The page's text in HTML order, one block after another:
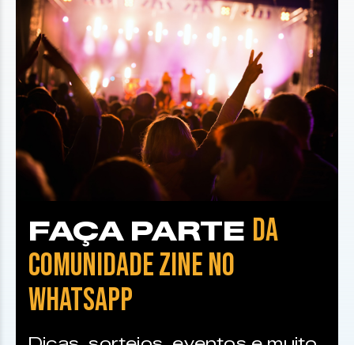
FAÇA PARTE DA
COMUNIDADE ZINE NO
WHATSAPP